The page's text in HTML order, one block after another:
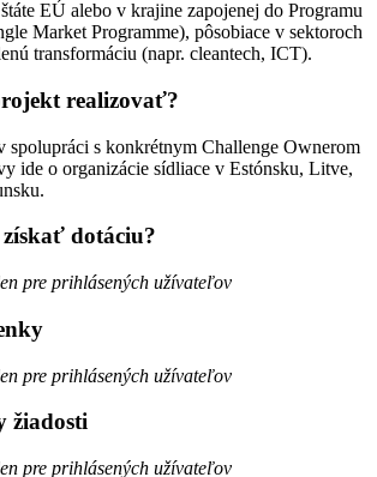
EÚ alebo v krajine zapojenej do Programu
Market Programme), pôsobiace v sektoroch
transformáciu (napr. cleantech, ICT).
realizovať?
spolupráci s konkrétnym Challenge Ownerom
ide o organizácie sídliace v Estónsku, Litve,
získať dotáciu?
pre prihlásených užívateľov
pre prihlásených užívateľov
žiadosti
pre prihlásených užívateľov